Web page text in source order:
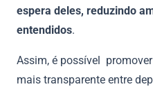
espera deles, reduzindo
entendidos.
Assim, é possível
mais transparente entre